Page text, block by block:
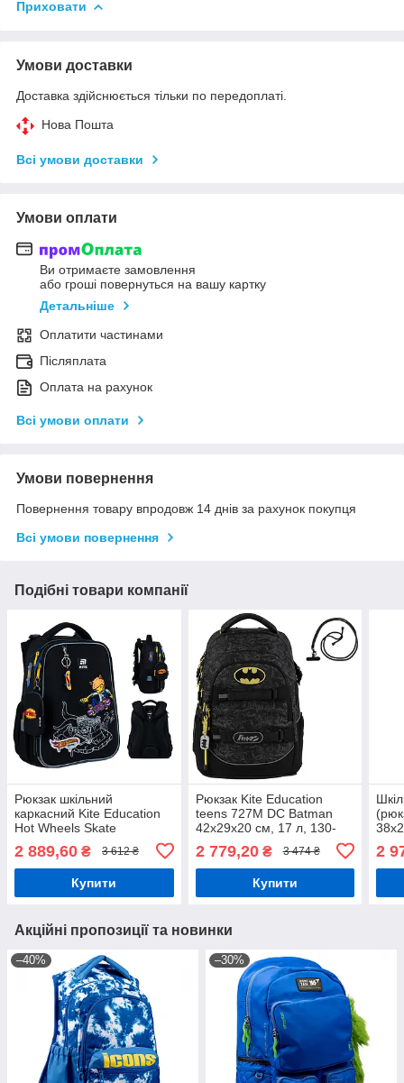
Приховати
Умови доставки
Доставка здійснюється тільки по передоплаті.
Нова Пошта
Всі умови доставки
Умови оплати
Ви отримаєте замовлення
або гроші повернуться на вашу картку
Детальніше
Оплатити частинами
Післяплата
Оплата на рахунок
Всі умови оплати
Умови повернення
Повернення товару впродовж 14 днів за рахунок покупця
Всі умови повернення
Подібні товари компанії
Рюкзак шкільний
каркасний Kite Education
Hot Wheels Skate
145 см, чорний
2 889,60 ₴ 3 612 ₴
Купити
Рюкзак Kite Education
teens 727M DC Batman
42x29x20 см, 17 л, 130-
2 779,20₴ 3 474 ₴
Купити
2
Акційні пропозиції та новинки
–40% –30%